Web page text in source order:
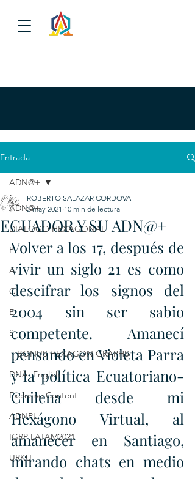
Entrada
ADN@+
DIALOGO HEXAGONAL
P
A
C
E
S
+ BONUS HEXAGON GRAPHS
DNA: English
Exclusive Content
ADNPL
IGRP LATAM2021
URKU
ADN@+
ECUADOR Y SU ADN@+
ROBERTO SALAZAR CORDOVA
2 may 2021 10 min de lectura
Volver a los 17, después de
vivir un siglo 21 es como
descifrar los signos del
2004 sin ser sabio
competente. Amanecí
pensando en Violeta Parra
y la política Ecuatoriano-
Chilena desde mi
Hexágono Virtual, al
amanecer en Santiago,
mirando chats en medio